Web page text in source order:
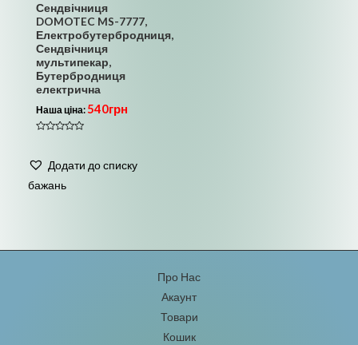
Сендвічниця
DOMOTEC MS-7777,
Електробутербродниця,
Сендвічниця
мультипекар,
Бутербродниця
електрична
Наша ціна: 540грн
з
Додати до списку
бажань
Про Нас
Акаунт
Товари
Кошик